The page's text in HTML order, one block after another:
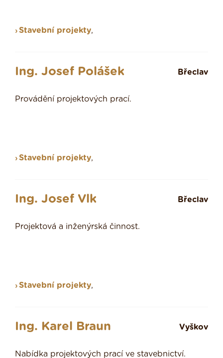
Stavební projekty,
Ing. Josef Polášek Břeclav
Provádění projektových prací.
Stavební projekty,
Ing. Josef Vlk Břeclav
Projektová a inženýrská činnost.
Stavební projekty,
Ing. Karel Braun Vyškov
Nabídka projektových prací ve stavebnictví.